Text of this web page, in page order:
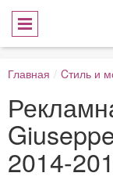
Главная / Cтиль и
2014-